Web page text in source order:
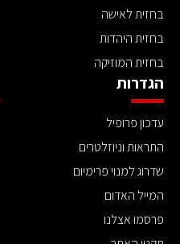
בחזית לאישה
בחזית היהדות
בחזית המוזיקה
הגדרות
עדכון פרופיל
התראות וניוזלטרים
שדרוג למנוי פרימיום
המייל האדום
פרסמו אצלנו